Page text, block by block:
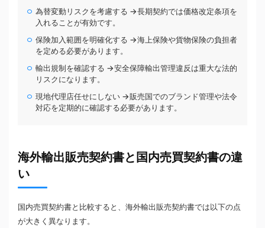
為替変動リスクを考慮する →長期契約では価格改定条項を
入れることが有効です。
保険加入範囲を明確化する →海上保険や貨物保険の負担者
を定める必要があります。
輸出規制を確認する →安全保障輸出管理違反は重大な法的
リスクになります。
現地代理店任せにしない →販売国でのブランド管理や法令
対応を定期的に確認する必要があります。
海外輸出販売契約書と国内売買契約書の違
い
国内売買契約書と比較すると、海外輸出販売契約書では以下の点
が大きく異なります。